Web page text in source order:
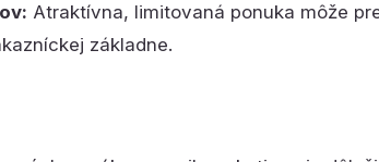
Atraktívna, limitovaná ponuka môže
základne.